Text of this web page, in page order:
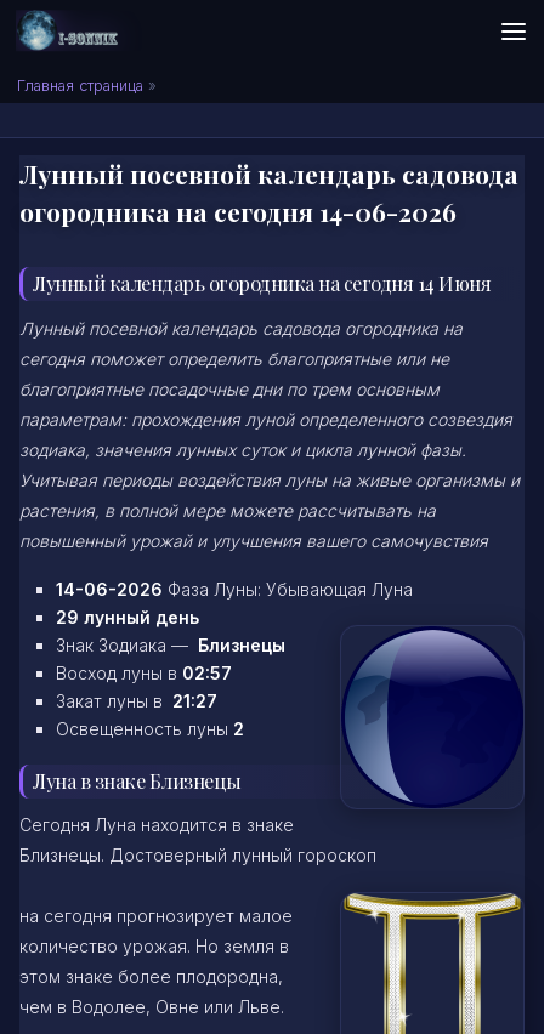
Skip to content
Сонник I-SONNIK.COM
Главная страница »
Лунный посевной календарь садовода
огородника на сегодня 14-06-2026
Лунный календарь огородника на сегодня 14 Июня
Лунный посевной календарь садовода огородника на
сегодня поможет определить благоприятные или не
благоприятные посадочные дни по трем основным
параметрам: прохождения луной определенного созвездия
зодиака, значения лунных суток и цикла лунной фазы.
Учитывая периоды воздействия луны на живые организмы и
растения, в полной мере можете рассчитывать на
повышенный урожай и улучшения вашего самочувствия
14-06-2026 Фаза Луны: Убывающая Луна
29 лунный день
Знак Зодиака — Близнецы
Восход луны в 02:57
Закат луны в 21:27
Освещенность луны 2
Луна в знаке Близнецы
Сегодня Луна находится в знаке
Близнецы. Достоверный лунный гороскоп
на сегодня прогнозирует малое
количество урожая. Но земля в
этом знаке более плодородна,
чем в Водолее, Овне или Льве.